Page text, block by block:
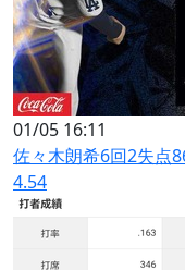
01/05 16:11
佐々木朗希6回2失点
4.54